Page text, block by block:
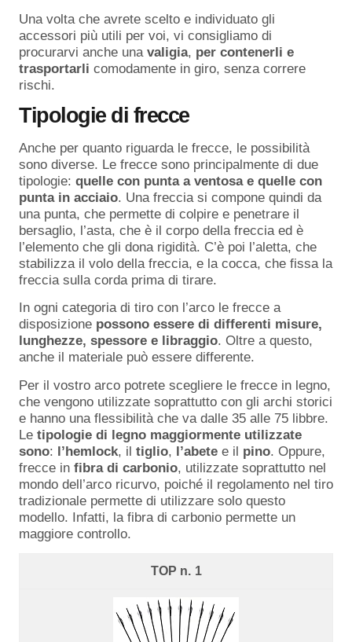
Una volta che avrete scelto e individuato gli
accessori più utili per voi, vi consigliamo di
procurarvi anche una valigia, per contenerli e
trasportarli comodamente in giro, senza correre
rischi.
Tipologie di frecce
Anche per quanto riguarda le frecce, le possibilità
sono diverse. Le frecce sono principalmente di due
tipologie: quelle con punta a ventosa e quelle con
punta in acciaio. Una freccia si compone quindi da
una punta, che permette di colpire e penetrare il
bersaglio, l’asta, che è il corpo della freccia ed è
l’elemento che gli dona rigidità. C’è poi l’aletta, che
stabilizza il volo della freccia, e la cocca, che fissa la
freccia sulla corda prima di tirare.
In ogni categoria di tiro con l’arco le frecce a
disposizione possono essere di differenti misure,
lunghezze, spessore e libraggio. Oltre a questo,
anche il materiale può essere differente.
Per il vostro arco potrete scegliere le frecce in legno,
che vengono utilizzate soprattutto con gli archi storici
e hanno una flessibilità che va dalle 35 alle 75 libbre.
Le tipologie di legno maggiormente utilizzate
sono: l’hemlock, il tiglio, l’abete e il pino. Oppure,
frecce in fibra di carbonio, utilizzate soprattutto nel
mondo dell’arco ricurvo, poiché il regolamento nel tiro
tradizionale permette di utilizzare solo questo
modello. Infatti, la fibra di carbonio permette un
maggiore controllo.
1